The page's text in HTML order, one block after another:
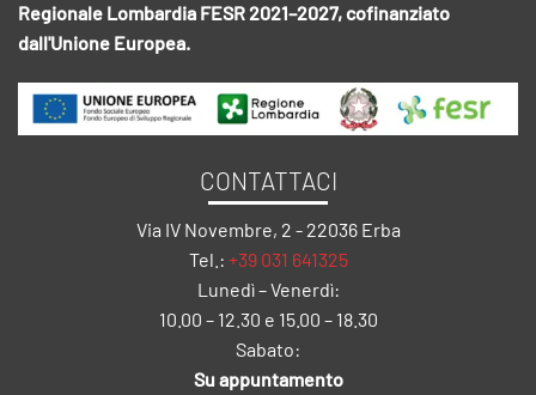
Regionale Lombardia FESR 2021–2027, cofinanziato
dall'Unione Europea.
CONTATTACI
Via IV Novembre, 2 - 22036 Erba
Tel.: +39 031 641325
Lunedì – Venerdì:
10.00 – 12.30 e 15.00 – 18.30
Sabato:
Su appuntamento